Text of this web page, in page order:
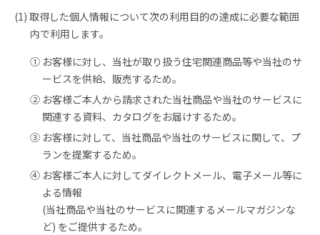
(1) 取得した個人情報について次の利用目的の達成に必要な範囲
内で利用します。
① お客様に対し、当社が取り扱う住宅関連商品等や当社のサ
ービスを供給、販売するため。
② お客様ご本人から請求された当社商品や当社のサービスに
関連する資料、カタログをお届けするため。
③ お客様に対して、当社商品や当社のサービスに関して、プ
ランを提案するため。
④ お客様ご本人に対してダイレクトメール、電子メール等に
よる情報
(当社商品や当社のサービスに関連するメールマガジンな
ど) をご提供するため。